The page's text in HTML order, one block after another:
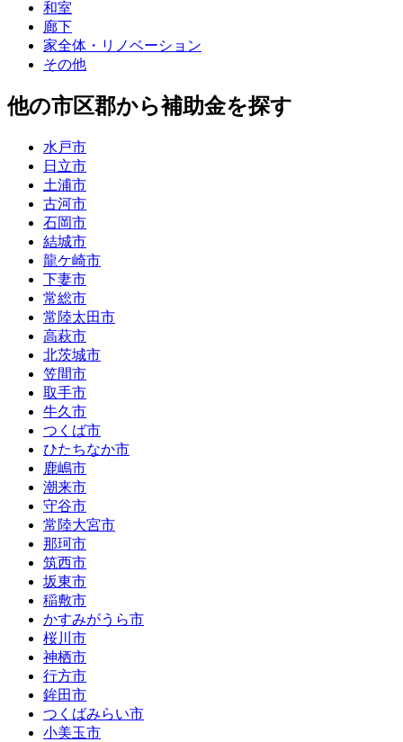
和室
廊下
家全体・リノベーション
その他
他の市区郡から補助金を探す
水戸市
日立市
土浦市
古河市
石岡市
結城市
龍ケ崎市
下妻市
常総市
常陸太田市
高萩市
北茨城市
笠間市
取手市
牛久市
つくば市
ひたちなか市
鹿嶋市
潮来市
守谷市
常陸大宮市
那珂市
筑西市
坂東市
稲敷市
かすみがうら市
桜川市
神栖市
行方市
鉾田市
つくばみらい市
小美玉市